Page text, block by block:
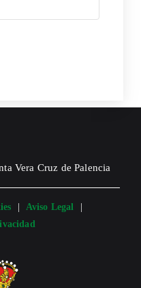
Vera Cruz de Palencia
Aviso Legal